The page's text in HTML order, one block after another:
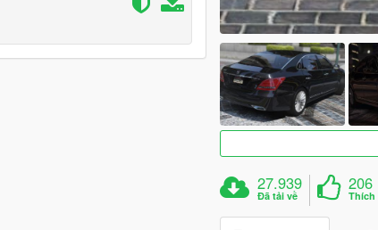
27.939
Đã tải về
206
Thích